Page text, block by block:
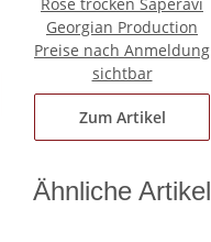
Georgian Production
Preise nach Anmeldung
sichtbar
Zum Artikel
Ähnliche Artikel